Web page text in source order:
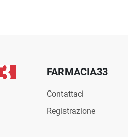
FARMACIA33
Contattaci
Registrazione